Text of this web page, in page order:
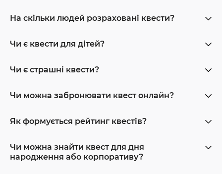
На скільки людей розраховані квести?
Чи є квести для дітей?
Чи є страшні квести?
Чи можна забронювати квест онлайн?
Як формується рейтинг квестів?
Чи можна знайти квест для дня
народження або корпоративу?